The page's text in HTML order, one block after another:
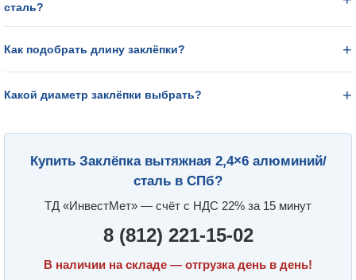
сталь?
Как подобрать длину заклёпки?
Какой диаметр заклёпки выбрать?
Купить Заклёпка вытяжная 2,4×6 алюминий/
сталь в СПб?
ТД «ИнвестМет» — счёт с НДС 22% за 15 минут
8 (812) 221-15-02
В наличии на складе — отгрузка день в день!